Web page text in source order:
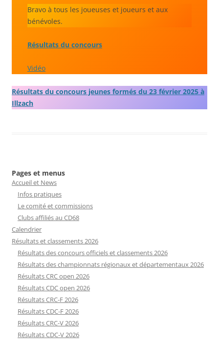
Bravo à tous les joueuses et joueurs et aux
bénévoles.
Résultats du concours
Vidéo
Résultats du concours jeunes formés du 23 février 2025 à
Illzach
Pages et menus
Accueil et News
Infos pratiques
Le comité et commissions
Clubs affiliés au CD68
Calendrier
Résultats et classements 2026
Résultats des concours officiels et classements 2026
Résultats des championnats régionaux et départementaux 2026
Résultats CRC open 2026
Résultats CDC open 2026
Résultats CRC-F 2026
Résultats CDC-F 2026
Résultats CRC-V 2026
Résultats CDC-V 2026